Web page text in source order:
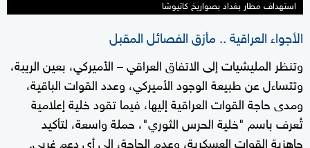
استهداف مطار بغداد بصواريخ كاتيوشا
الأجواء العراقية .. مأزق الفصائل المقبل
وتنظر المليشيات إلى الاتفاق العراقي – الأميركي، بعين الريبة،
وتتساءل عن طبيعة الوجود الأميركي، وعدد القوات الباقية،
ومدى حاجة القوات العراقية إليها، فيما تقود خلية إعلامية
تُعرف باسم "خلية الحرس الثوري"، حملة واسعة، لتأكيد
جاهزية القوات العسكرية، وعدم الحاجة، إلى أي دعم غربي.